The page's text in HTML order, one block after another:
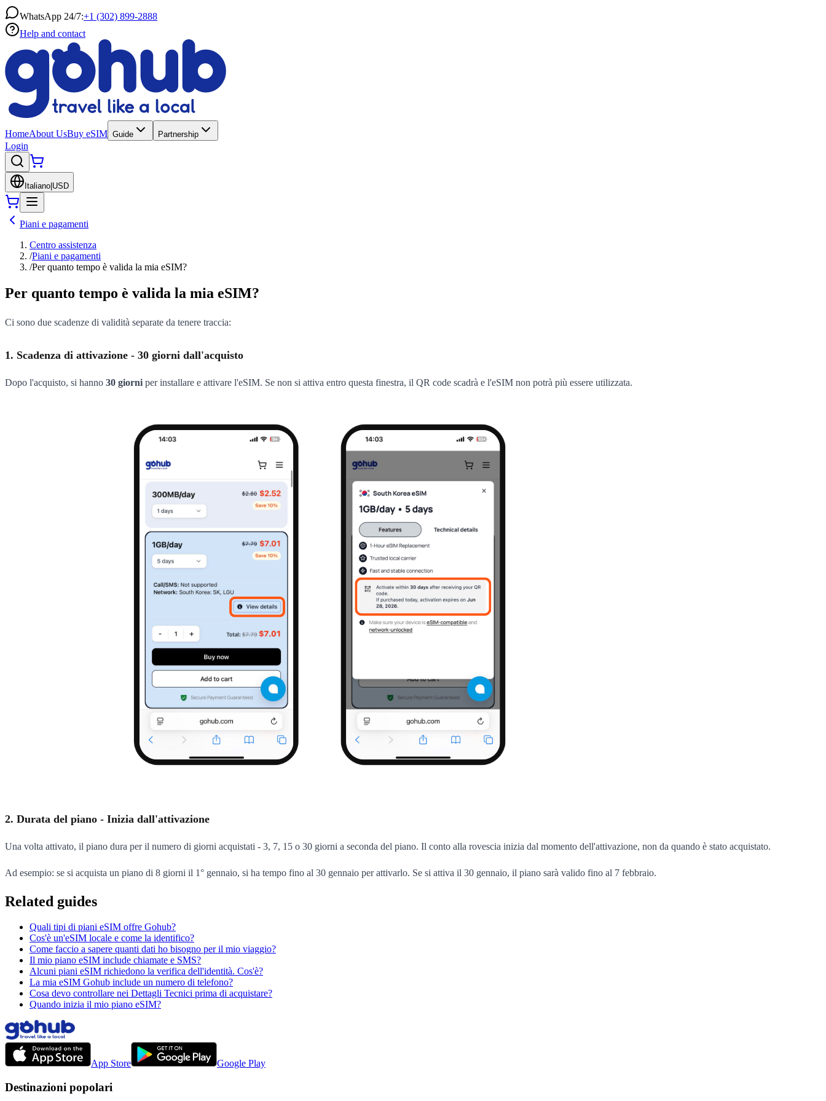
WhatsApp 24/7:+1 (302) 899-2888
Help and contact
HomeAbout UsBuy eSIM Guide Partnership
Login
Italiano USD
Piani e pagamenti
Centro assistenza
/Piani e pagamenti
/Per quanto tempo è valida la mia eSIM?
Per quanto tempo è valida la mia eSIM?
Ci sono due scadenze di validità separate da tenere traccia:
1. Scadenza di attivazione - 30 giorni dall'acquisto
Dopo l'acquisto, si hanno 30 giorni per installare e attivare l'eSIM. Se non si attiva entro questa finestra, il QR code scadrà e l'eSIM non potrà più essere utilizzata.
2. Durata del piano - Inizia dall'attivazione
Una volta attivato, il piano dura per il numero di giorni acquistati - 3, 7, 15 o 30 giorni a seconda del piano. Il conto alla rovescia inizia dal momento dell'attivazione, non da quando è stato acquistato.
Ad esempio: se si acquista un piano di 8 giorni il 1° gennaio, si ha tempo fino al 30 gennaio per attivarlo. Se si attiva il 30 gennaio, il piano sarà valido fino al 7 febbraio.
Related guides
Quali tipi di piani eSIM offre Gohub?
Cos'è un'eSIM locale e come la identifico?
Come faccio a sapere quanti dati ho bisogno per il mio viaggio?
Il mio piano eSIM include chiamate e SMS?
Alcuni piani eSIM richiedono la verifica dell'identità. Cos'è?
La mia eSIM Gohub include un numero di telefono?
Cosa devo controllare nei Dettagli Tecnici prima di acquistare?
Quando inizia il mio piano eSIM?
App Store Google Play
Destinazioni popolari